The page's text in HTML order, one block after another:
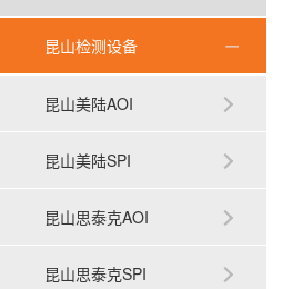
昆山检测设备
昆山美陆AOI
昆山美陆SPI
昆山思泰克AOI
昆山思泰克SPI